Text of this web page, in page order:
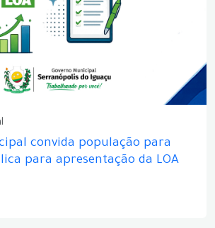
convida população para
para apresentação da LOA